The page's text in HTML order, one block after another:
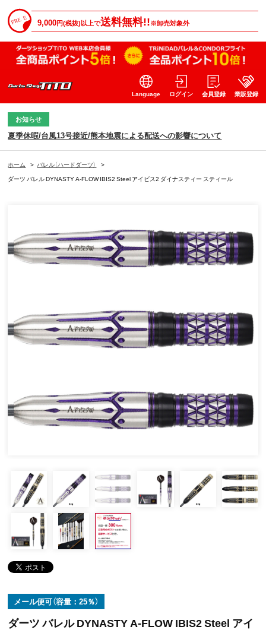
9,000円(税抜)以上で送料無料!!※卸売対象外
Language ログイン 会員登録 業販登録
お知らせ
夏季休暇/台風13号接近/熊本地震による配送への影響について
ホーム > バレル（ハードダーツ）
>
ダーツ バレル DYNASTY A-FLOW IBIS2 Steel アイビス2 ダイナスティー スティール
メール便可（容量：25％）
ダーツ バレル DYNASTY A-FLOW IBIS2 Steel アイ